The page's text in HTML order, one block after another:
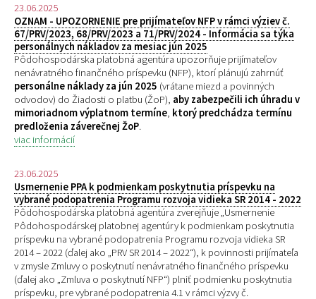
23.06.2025
OZNAM - UPOZORNENIE pre prijímateľov NFP v rámci výziev č.
67/PRV/2023, 68/PRV/2023 a 71/PRV/2024 - Informácia sa týka
personálnych nákladov za mesiac jún 2025
Pôdohospodárska platobná agentúra upozorňuje prijímateľov
nenávratného finančného príspevku (NFP), ktorí plánujú zahrnúť
personálne náklady za jún 2025 (vrátane miezd a povinných
odvodov) do Žiadosti o platbu (ŽoP), aby zabezpečili ich úhradu v
mimoriadnom výplatnom termíne, ktorý predchádza termínu
predloženia záverečnej ŽoP.
viac informácií
23.06.2025
Usmernenie PPA k podmienkam poskytnutia príspevku na
vybrané podopatrenia Programu rozvoja vidieka SR 2014 - 2022
Pôdohospodárska platobná agentúra zverejňuje „Usmernenie
Pôdohospodárskej platobnej agentúry k podmienkam poskytnutia
príspevku na vybrané podopatrenia Programu rozvoja vidieka SR
2014 – 2022 (ďalej ako „PRV SR 2014 – 2022“), k povinnosti prijímateľa
v zmysle Zmluvy o poskytnutí nenávratného finančného príspevku
(ďalej ako „Zmluva o poskytnutí NFP“) plniť podmienku poskytnutia
príspevku, prevybrané podopatrenia 4.1 v rámci výzvy č.